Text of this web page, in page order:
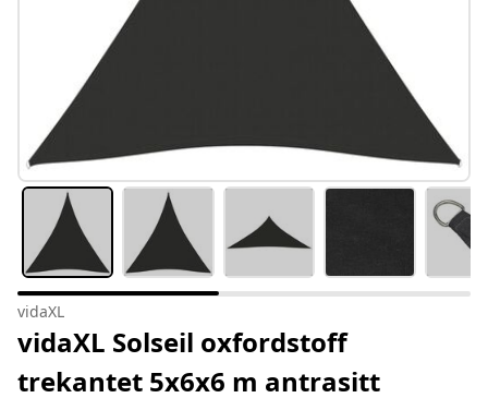
vidaXL
vidaXL Solseil oxfordstoff
trekantet 5x6x6 m antrasitt